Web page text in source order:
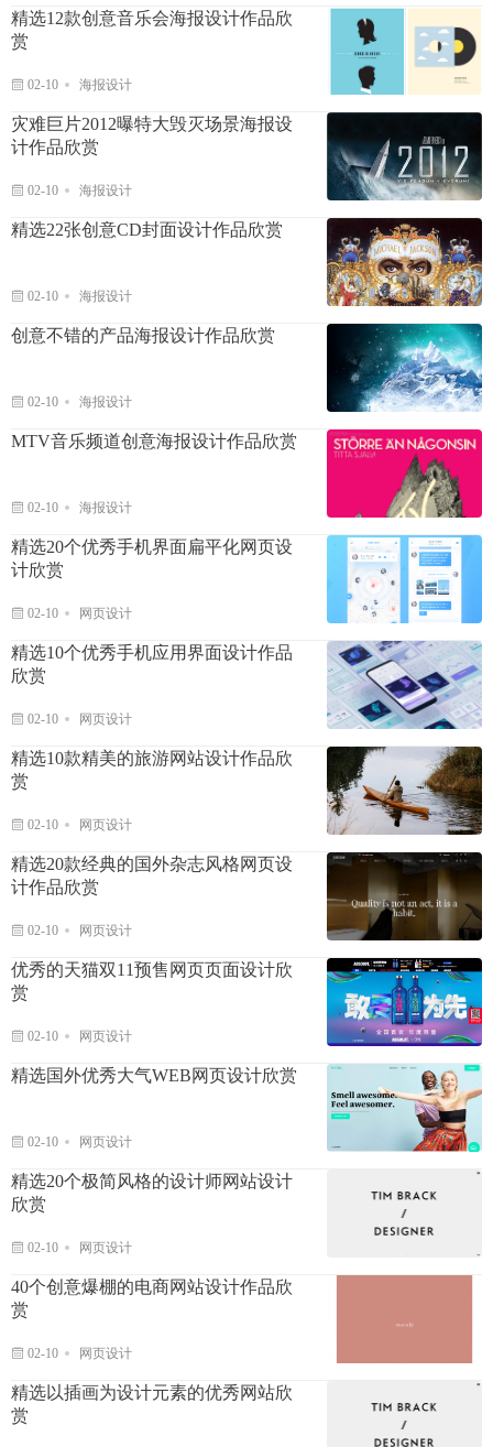
精选12款创意音乐会海报设计作品欣
赏
02-10 海报设计
灾难巨片2012曝特大毁灭场景海报设
计作品欣赏
02-10 海报设计
精选22张创意CD封面设计作品欣赏
02-10 海报设计
创意不错的产品海报设计作品欣赏
02-10 海报设计
MTV音乐频道创意海报设计作品欣赏
02-10 海报设计
精选20个优秀手机界面扁平化网页设
计欣赏
02-10 网页设计
精选10个优秀手机应用界面设计作品
欣赏
02-10 网页设计
精选10款精美的旅游网站设计作品欣
赏
02-10 网页设计
精选20款经典的国外杂志风格网页设
计作品欣赏
02-10 网页设计
优秀的天猫双11预售网页页面设计欣
赏
02-10 网页设计
精选国外优秀大气WEB网页设计欣赏
02-10 网页设计
精选20个极简风格的设计师网站设计
欣赏
02-10 网页设计
40个创意爆棚的电商网站设计作品欣
赏
02-10 网页设计
精选以插画为设计元素的优秀网站欣
赏